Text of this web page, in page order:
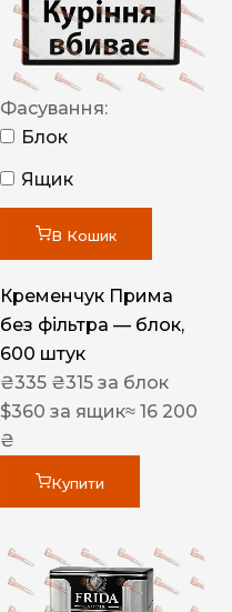
Фасування:
Блок
Ящик
В Кошик
Кременчук Прима
без фільтра — блок,
600 штук
₴335 ₴315 за блок
$360 за ящик≈ 16 200
₴
Купити